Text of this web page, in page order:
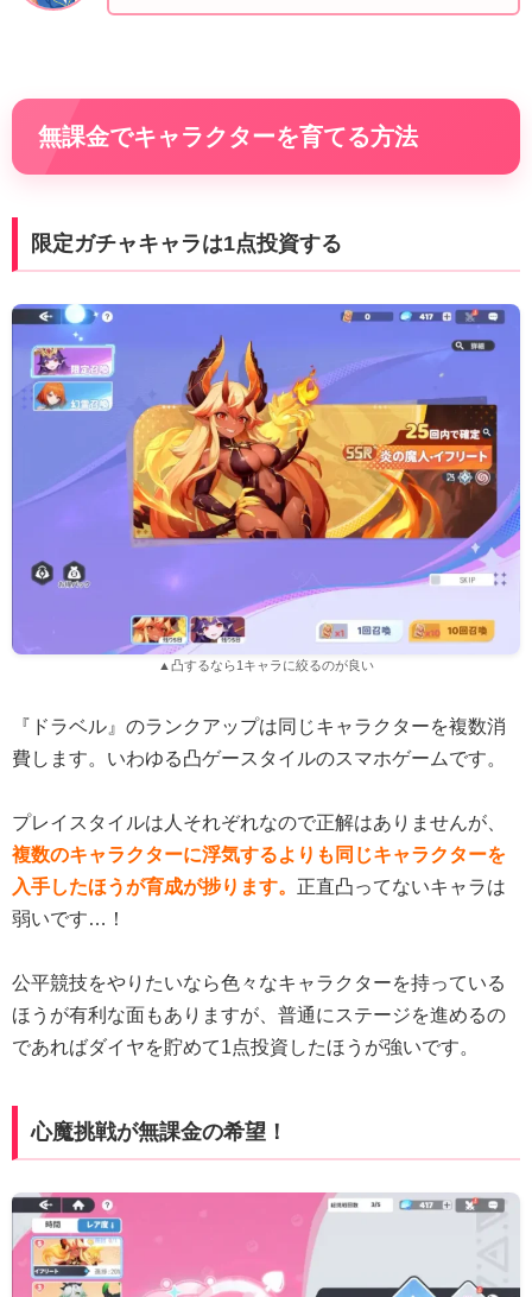
無課金でキャラクターを育てる方法
限定ガチャキャラは1点投資する
▲凸するなら1キャラに絞るのが良い
『ドラベル』のランクアップは同じキャラクターを複数消
費します。いわゆる凸ゲースタイルのスマホゲームです。
プレイスタイルは人それぞれなので正解はありませんが、
複数のキャラクターに浮気するよりも同じキャラクターを
入手したほうが育成が捗ります。 正直凸ってないキャラは
弱いです…！
公平競技をやりたいなら色々なキャラクターを持っている
ほうが有利な面もありますが、普通にステージを進めるの
であればダイヤを貯めて1点投資したほうが強いです。
心魔挑戦が無課金の希望！